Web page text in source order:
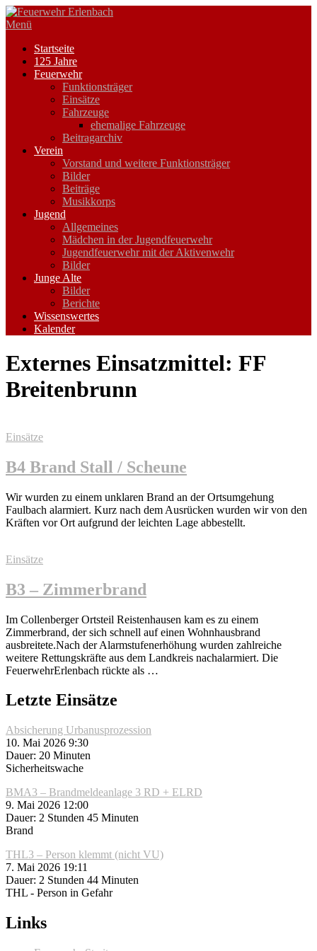
Zum
Inhalt
Menü
Startseite
125 Jahre
Feuerwehr
Funktionsträger
Einsätze
Fahrzeuge
ehemalige Fahrzeuge
Beitragarchiv
Verein
Vorstand und weitere Funktionsträger
Bilder
Beiträge
Musikkorps
Jugend
Allgemeines
Mädchen in der Jugendfeuerwehr
Jugendfeuerwehr mit der Aktivenwehr
Bilder
Junge Alte
Bilder
Berichte
Wissenswertes
Kalender
Externes Einsatzmittel: FF
Breitenbrunn
Einsätze
B4 Brand Stall / Scheune
Wir wurden zu einem unklaren Brand an der Ortsumgehung
Faulbach alarmiert. Kurz nach dem Ausrücken wurden wir von den
Kräften vor Ort aufgrund der leichten Lage abbestellt.
Einsätze
B3 – Zimmerbrand
Im Collenberger Ortsteil Reistenhausen kam es zu einem
Zimmerbrand, der sich schnell auf einen Wohnhausbrand
ausbreitete.Nach der Alarmstufenerhöhung wurden zahlreiche
weitere Rettungskräfte aus dem Landkreis nachalarmiert. Die
FeuerwehrErlenbach rückte als …
Letzte Einsätze
Absicherung Urbanusprozession
10. Mai 2026 9:30
Dauer: 20 Minuten
Sicherheitswache
BMA3 – Brandmeldeanlage 3 RD + ELRD
9. Mai 2026 12:00
Dauer: 2 Stunden 45 Minuten
Brand
THL3 – Person klemmt (nicht VU)
7. Mai 2026 19:11
Dauer: 2 Stunden 44 Minuten
THL - Person in Gefahr
Links